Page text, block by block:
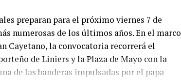
preparan para el próximo viernes 7 de
numerosas de los últimos años. En el marco
Cayetano, la convocatoria recorrerá el
de Liniers y la Plaza de Mayo con la
de las banderas impulsadas por el papa